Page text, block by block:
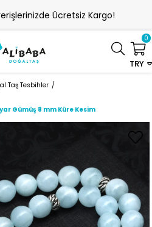
Ücretsiz Kargo!
TRY
0
Taş Tesbihler
Gümüş 8 mm Küre Kesim